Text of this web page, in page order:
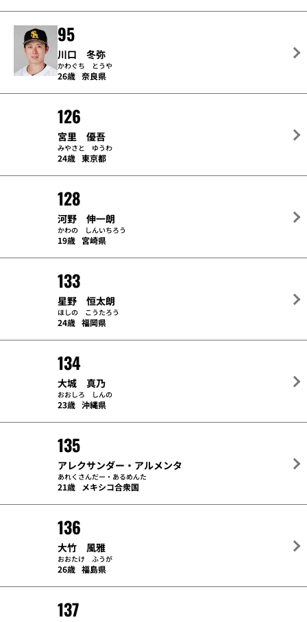
95
川口 冬弥
かわぐち とうや
26歳 奈良県
126
宮里 優吾
みやさと ゆうわ
24歳 東京都
128
河野 伸一朗
かわの しんいちろう
19歳 宮崎県
133
星野 恒太朗
ほしの こうたろう
24歳 福岡県
134
大城 真乃
おおしろ しんの
23歳 沖縄県
135
アレクサンダー・アルメンタ
あれくさんだー・あるめんた
21歳 メキシコ合衆国
136
大竹 風雅
おおたけ ふうが
26歳 福島県
137